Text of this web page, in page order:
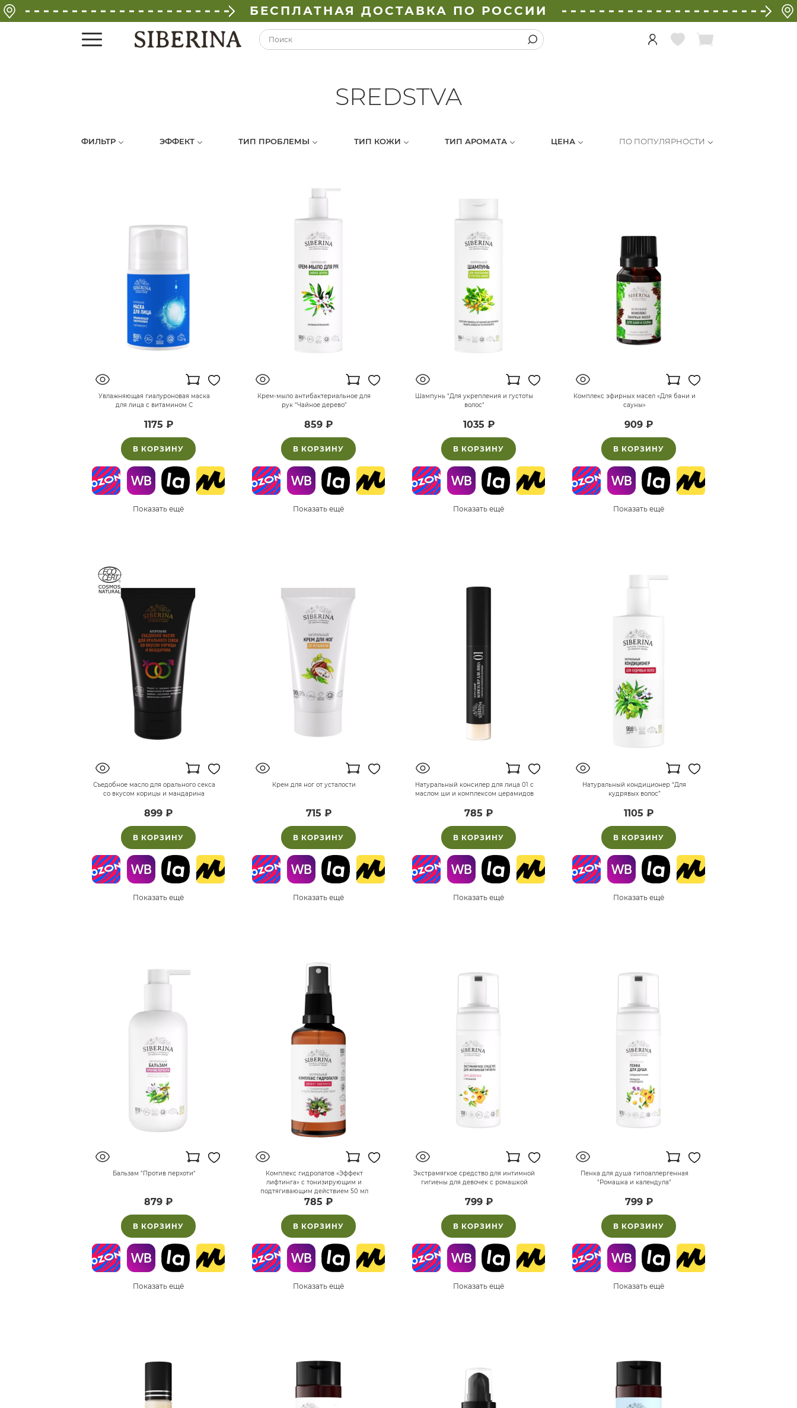
БЕСПЛАТНАЯ ДОСТАВКА ПО РОССИИ
SREDSTVA
ФИЛЬТР ЭФФЕКТ ТИП ПРОБЛЕМЫ ТИП КОЖИ ТИП АРОМАТА ЦЕНА ПО ПОПУЛЯРНОСТИ
Увлажняющая гиалуроновая маска
для лица с витамином С
1175 ₽
В КОРЗИНУ
Показать ещё
Крем-мыло антибактериальное для
рук "Чайное дерево"
859 ₽
В КОРЗИНУ
Показать ещё
Шампунь "Для укрепления и густоты
волос"
1035 ₽
В КОРЗИНУ
Показать ещё
Комплекс эфирных масел «Для бани и
сауны»
909 ₽
В КОРЗИНУ
Показать ещё
Съедобное масло для орального секса
со вкусом корицы и мандарина
899 ₽
В КОРЗИНУ
Показать ещё
Крем для ног от усталости
715 ₽
В КОРЗИНУ
Показать ещё
Натуральный консилер для лица 01 с
маслом ши и комплексом церамидов
785 ₽
В КОРЗИНУ
Показать ещё
Натуральный кондиционер “Для
кудрявых волос”
1105 ₽
В КОРЗИНУ
Показать ещё
Бальзам "Против перхоти"
879 ₽
В КОРЗИНУ
Показать ещё
Комплекс гидролатов «Эффект
лифтинга» с тонизирующим и
подтягивающим действием 50 мл
785 ₽
В КОРЗИНУ
Показать ещё
Экстрамягкое средство для интимной
гигиены для девочек с ромашкой
799 ₽
В КОРЗИНУ
Показать ещё
Пенка для душа гипоаллергенная
"Ромашка и календула"
799 ₽
В КОРЗИНУ
Показать ещё